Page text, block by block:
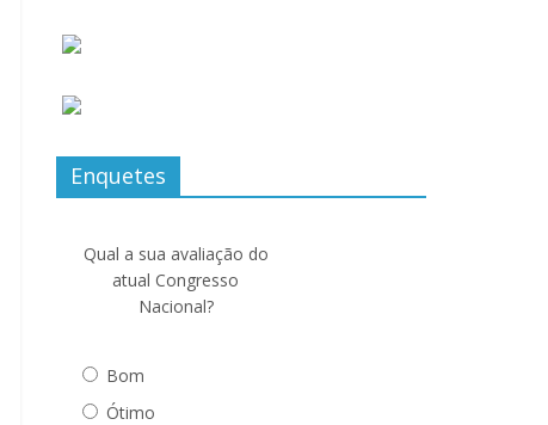
Enquetes
Qual a sua avaliação do
atual Congresso
Nacional?
Bom
Ótimo